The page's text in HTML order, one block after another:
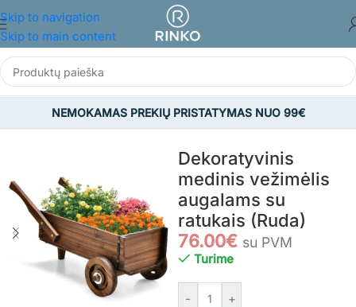
Skip to navigation
Skip to main content
NEMOKAMAS PREKIŲ PRISTATYMAS NUO 99€
SODAS/Viskas sodui/Sodo dekoracijos
Dekoratyvinis
medinis vežimėlis
augalams su
ratukais (Ruda)
76.00€ su PVM
Turime
- +